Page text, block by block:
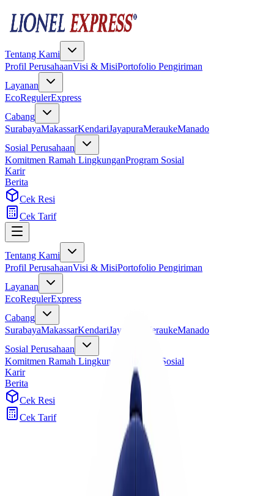
Tentang Kami
Profil PerusahaanVisi & MisiPortofolio Pengiriman
Layanan
EcoRegulerExpress
Cabang
SurabayaMakassarKendariJayapuraMeraukeManado
Sosial Perusahaan
Komitmen Ramah LingkunganProgram Sosial
Karir
Berita
Cek Resi
Cek Tarif
Tentang Kami
Profil PerusahaanVisi & MisiPortofolio Pengiriman
Layanan
EcoRegulerExpress
Cabang
SurabayaMakassarKendariJayapura MeraukeManado
Sosial Perusahaan
Komitmen Ramah Lingkungan
Program Sosial
Karir
Berita
Cek Resi
Cek Tarif